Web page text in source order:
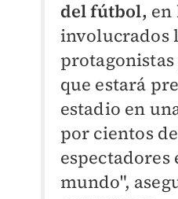
del fútbol, en
involucrados
que estará
estadio en
por cientos
espectadores
mundo",